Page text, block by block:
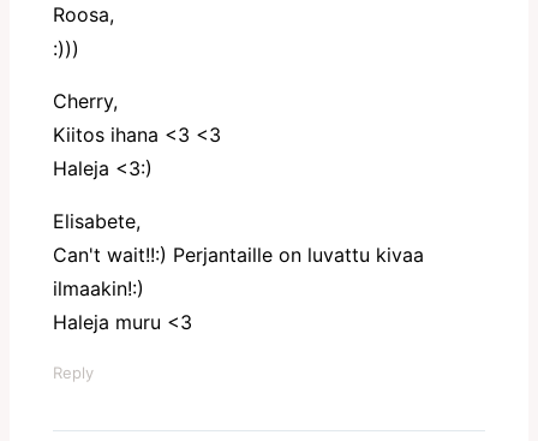
Roosa,
:)))
Cherry,
Kiitos ihana <3 <3
Haleja <3:)
Elisabete,
Can't wait!!:) Perjantaille on luvattu kivaa
ilmaakin!:)
Haleja muru <3
Reply